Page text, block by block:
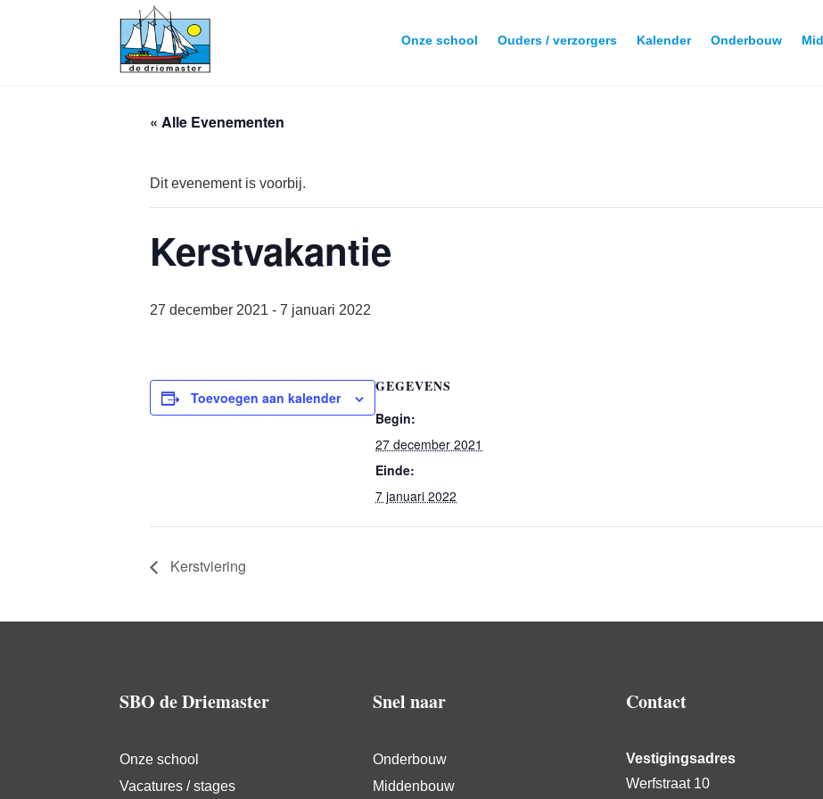
Onze school Ouders / verzorgers Kalender Onderbouw
« Alle Evenementen
Dit evenement is voorbij.
Kerstvakantie
27 december 2021 - 7 januari 2022
Toevoegen aan kalender
GEGEVENS
Begin:
27 december 2021
Einde:
7 januari 2022
Kerstviering
SBO de Driemaster
Onze school
Vacatures / stages
Snel naar
Onderbouw
Middenbouw
Contact
Vestigingsadres
Werfstraat 10